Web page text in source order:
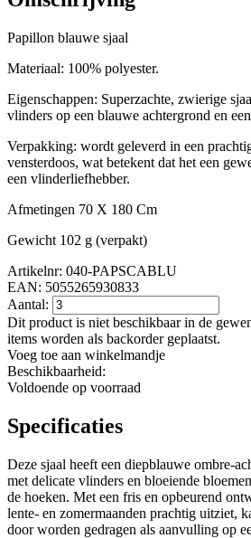
Papillon blauwe sjaal
Materiaal: 100% polyester.
Eigenschappen: Superzachte, zwierige
vlinders op een blauwe achtergrond en
Verpakking: wordt geleverd in een
vensterdoos, wat betekent dat het een
een vlinderliefhebber.
Afmetingen 70 X 180 Cm
Gewicht 102 g (verpakt)
Artikelnr: 040-PAPSCABLU
EAN: 5055265930833
Aantal:
Dit product is niet beschikbaar in de
items worden als backorder geplaatst.
Voeg toe aan winkelmandje
Beschikbaarheid:
Voldoende op voorraad
Specificaties
Deze sjaal heeft een diepblauwe ombre-
met delicate vlinders en bloeiende
de hoeken. Met een fris en opbeurend
lente- en zomermaanden prachtig uitziet,
door worden gedragen als aanvulling op